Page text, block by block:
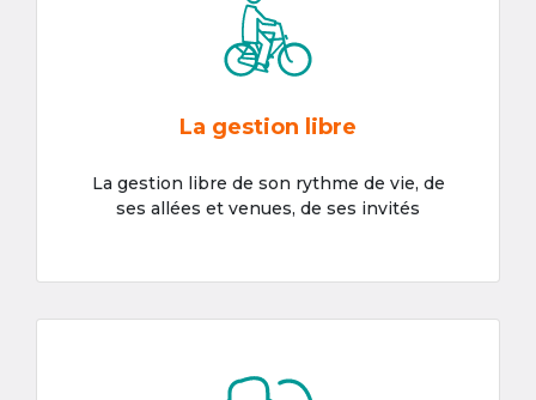
La gestion libre
La gestion libre de son rythme de vie, de
ses allées et venues, de ses invités